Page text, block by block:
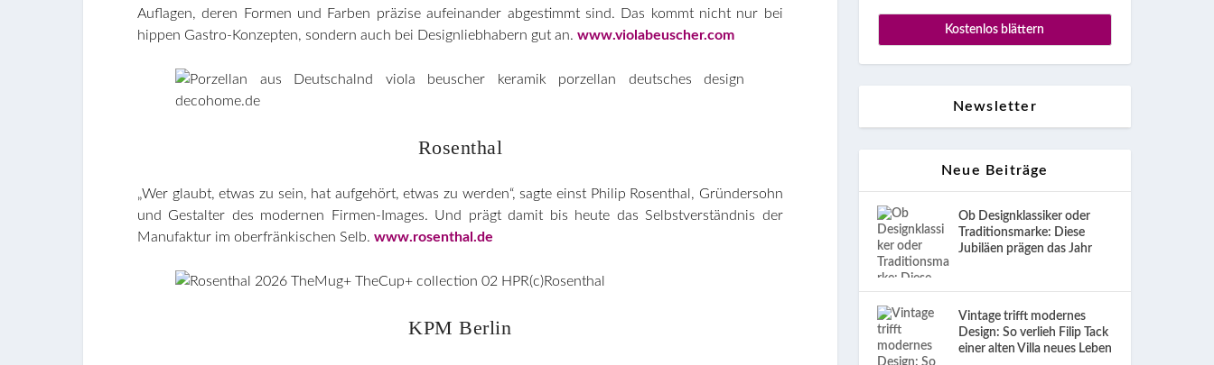
Auflagen, deren Formen und Farben präzise aufeinander abgestimmt sind. Das kommt nicht nur bei
hippen Gastro-Konzepten, sondern auch bei Designliebhabern gut an. www.violabeuscher.com
Rosenthal
„Wer glaubt, etwas zu sein, hat aufgehört, etwas zu werden“, sagte einst Philip Rosenthal, Gründersohn
und Gestalter des modernen Firmen-Images. Und prägt damit bis heute das Selbstverständnis der
Manufaktur im oberfränkischen Selb. www.rosenthal.de
KPM Berlin
Kostenlos blättern
Newsletter
Neue Beiträge
Ob Designklassiker oder
Traditionsmarke: Diese
Jubiläen prägen das Jahr
Vintage trifft modernes
Design: So verlieh Filip Tack
einer alten Villa neues Leben